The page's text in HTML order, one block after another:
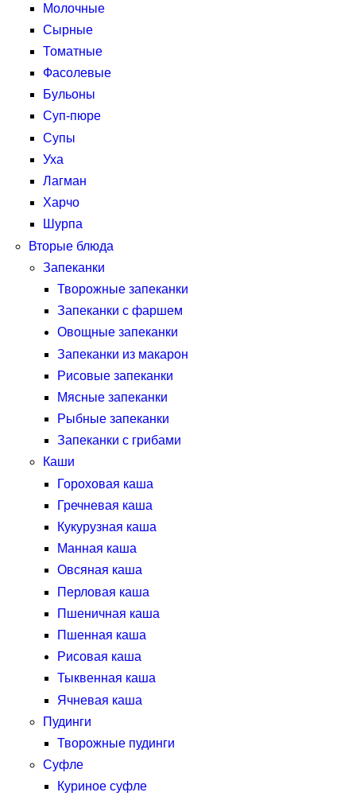
Молочные
Сырные
Томатные
Фасолевые
Бульоны
Суп-пюре
Супы
Уха
Лагман
Харчо
Шурпа
Вторые блюда
Запеканки
Творожные запеканки
Запеканки с фаршем
Овощные запеканки
Запеканки из макарон
Рисовые запеканки
Мясные запеканки
Рыбные запеканки
Запеканки с грибами
Каши
Гороховая каша
Гречневая каша
Кукурузная каша
Манная каша
Овсяная каша
Перловая каша
Пшеничная каша
Пшенная каша
Рисовая каша
Тыквенная каша
Ячневая каша
Пудинги
Творожные пудинги
Суфле
Куриное суфле